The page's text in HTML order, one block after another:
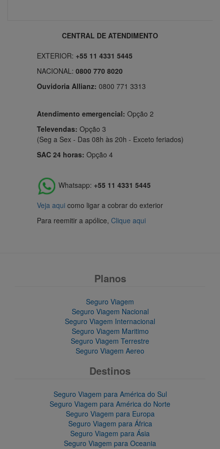
CENTRAL DE ATENDIMENTO
EXTERIOR: +55 11 4331 5445
NACIONAL: 0800 770 8020
Ouvidoria Allianz: 0800 771 3313
Atendimento emergencial: Opção 2
Televendas: Opção 3
(Seg a Sex - Das 08h às 20h - Exceto feriados)
SAC 24 horas: Opção 4
Whatsapp: +55 11 4331 5445
Veja aqui como ligar a cobrar do exterior
Para reemitir a apólice, Clique aqui
Planos
Seguro Viagem
Seguro Viagem Nacional
Seguro Viagem Internacional
Seguro Viagem Maritimo
Seguro Viagem Terrestre
Seguro Viagem Aereo
Destinos
Seguro Viagem para América do Sul
Seguro Viagem para América do Norte
Seguro Viagem para Europa
Seguro Viagem para África
Seguro Viagem para Ásia
Seguro Viagem para Oceania